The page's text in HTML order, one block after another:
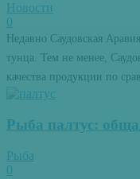
Новости
0
Недавно Саудовская
тунца. Тем не менее,
качества продукции по
Рыба палтус:
Рыба
0